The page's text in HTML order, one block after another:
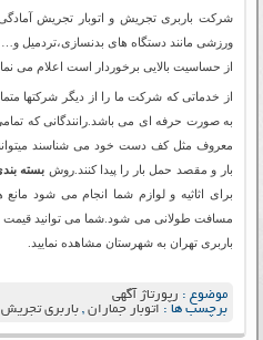
شرکت باربری تجریش و اتوبار تجریش
ورزشی مانند دستگاه های بدنسازی،تردمیل و…
از حساسیت بالایی برخوردار است اعلام می
از خدماتی که شرکت ما را از دیگر شرکتها
به صورت حرفه ای می باشد.رانندگانی که
معروف مثل کف دست خود می شناسند
بار و مقصد حمل بار را پیدا کنند.روش بسته
برای اثاثیه و لوازم شما انجام می شود
مسافت طولانی می شود.شما می توانید قیمت
باربری تهران به شهرستان مشاهده نمایید.
موضوع : رپورتاژ آگهی
برچسب ها : اتوبار جماران ,باربری تجریش